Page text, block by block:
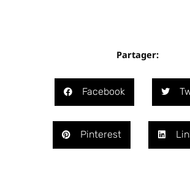
Partager:
Facebook
Pinterest